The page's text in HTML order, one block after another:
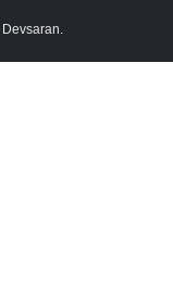
Devsaran.